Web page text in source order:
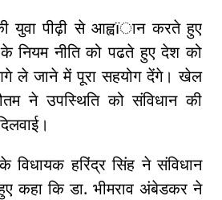
युवा पीढ़ी से आह्वïान करते हुए
नियम नीति को पढते हुए देश को
ले जाने में पूरा सहयोग देंगे। खेल
ने उपस्थिति को संविधान की
हरिंद्र सिंह ने संविधान
कहा कि डा. भीमराव अंबेडकर ने